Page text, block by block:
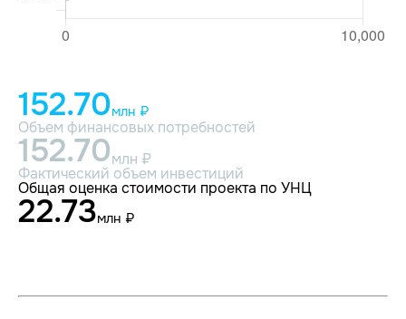
152.70млн ₽
Объем финансовых потребностей
152.70млн ₽
Фактический объем инвестиций
Общая оценка стоимости проекта по УНЦ
22.73млн ₽